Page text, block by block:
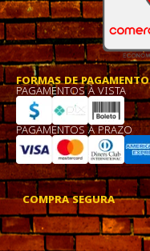
FORMAS DE PAGAMENTO
PAGAMENTOS À VISTA
PAGAMENTOS À PRAZO
COMPRA SEGURA